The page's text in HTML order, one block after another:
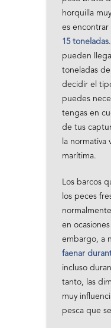
horquilla
es encontrar
15 toneladas
pueden
toneladas
decidir el
puedes
tengas en
de tus
la
marítima.
Los barcos
los peces
en
embargo, a
faenar
incluso
tanto, las
muy
pesca que